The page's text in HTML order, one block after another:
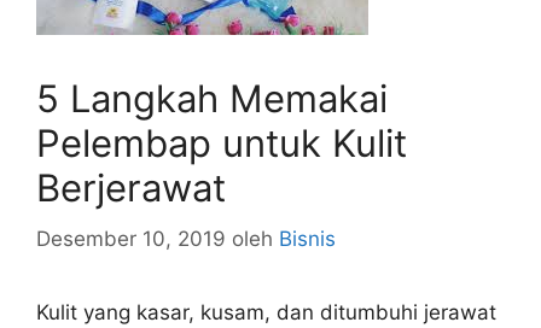
5 Langkah Memakai
Pelembap untuk Kulit
Berjerawat
Desember 10, 2019 oleh Bisnis
Kulit yang kasar, kusam, dan ditumbuhi jerawat